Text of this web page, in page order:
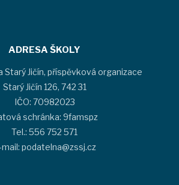
ADRESA ŠKOLY
Starý Jičín, příspěvková organizace
Starý Jičín 126, 742 31
IČO: 70982023
schránka: 9famspz
Tel.: 556 752 571
mail: podatelna@zssj.cz